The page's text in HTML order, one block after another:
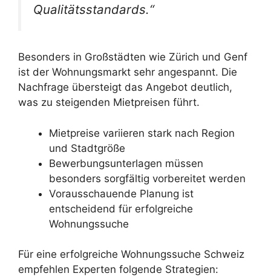
Qualitätsstandards.“
Besonders in Großstädten wie Zürich und Genf
ist der Wohnungsmarkt sehr angespannt. Die
Nachfrage übersteigt das Angebot deutlich,
was zu steigenden Mietpreisen führt.
Mietpreise variieren stark nach Region
und Stadtgröße
Bewerbungsunterlagen müssen
besonders sorgfältig vorbereitet werden
Vorausschauende Planung ist
entscheidend für erfolgreiche
Wohnungssuche
Für eine erfolgreiche Wohnungssuche Schweiz
empfehlen Experten folgende Strategien: